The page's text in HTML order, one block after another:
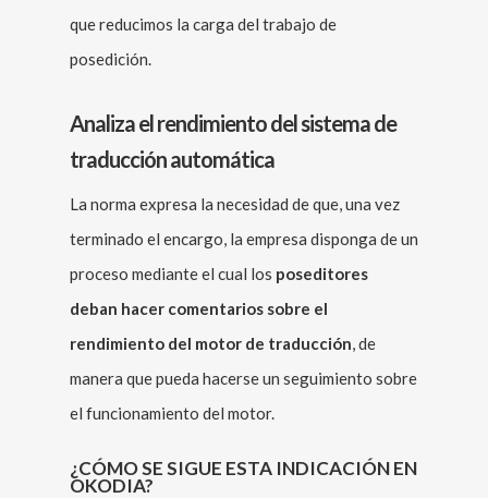
que reducimos la carga del trabajo de
posedición.
Analiza el rendimiento del sistema de
traducción automática
La norma expresa la necesidad de que, una vez
terminado el encargo, la empresa disponga de un
proceso mediante el cual los poseditores
deban hacer comentarios sobre el
rendimiento del motor de traducción, de
manera que pueda hacerse un seguimiento sobre
el funcionamiento del motor.
¿CÓMO SE SIGUE ESTA INDICACIÓN EN
OKODIA?